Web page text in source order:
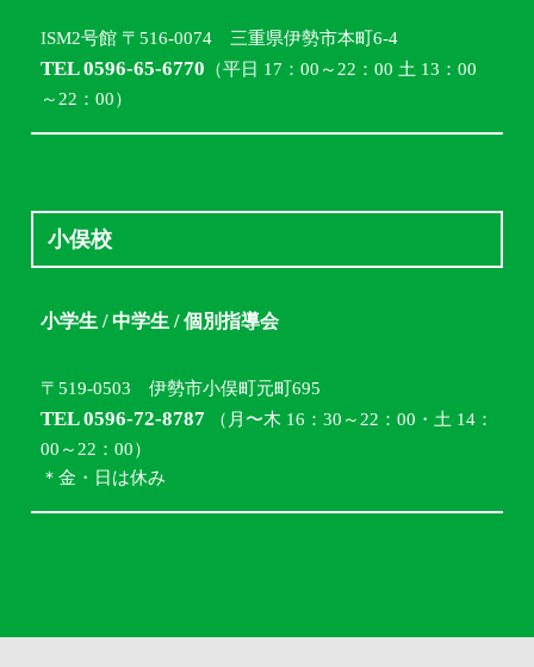
ISM2号館 〒516-0074 三重県伊勢市本町6-4
TEL 0596-65-6770 （平日 17：00～22：00 土 13：00
～22：00）
小俣校
小学生 / 中学生 / 個別指導会
〒519-0503 伊勢市小俣町元町695
TEL 0596-72-8787 （月〜木 16：30～22：00・土 14：
00～22：00）
＊金・日は休み